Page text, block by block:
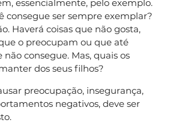
essencialmente, pelo exemplo.
consegue ser sempre exemplar?
Haverá coisas que não gosta,
o preocupam ou que até
consegue. Mas, quais os
dos seus filhos?
preocupação, insegurança,
negativos, deve ser